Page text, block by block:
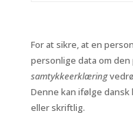
For at sikre, at en
personlige data om
samtykkeerklæring
Denne kan ifølge
eller skriftlig.